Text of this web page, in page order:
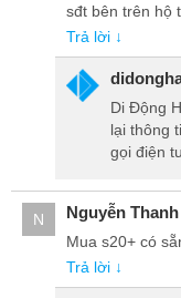
sđt bên trên hộ
Trả lời ↓
Di Động
lại thông
gọi điện
N Nguyễn
Mua s20+ có
Trả lời ↓